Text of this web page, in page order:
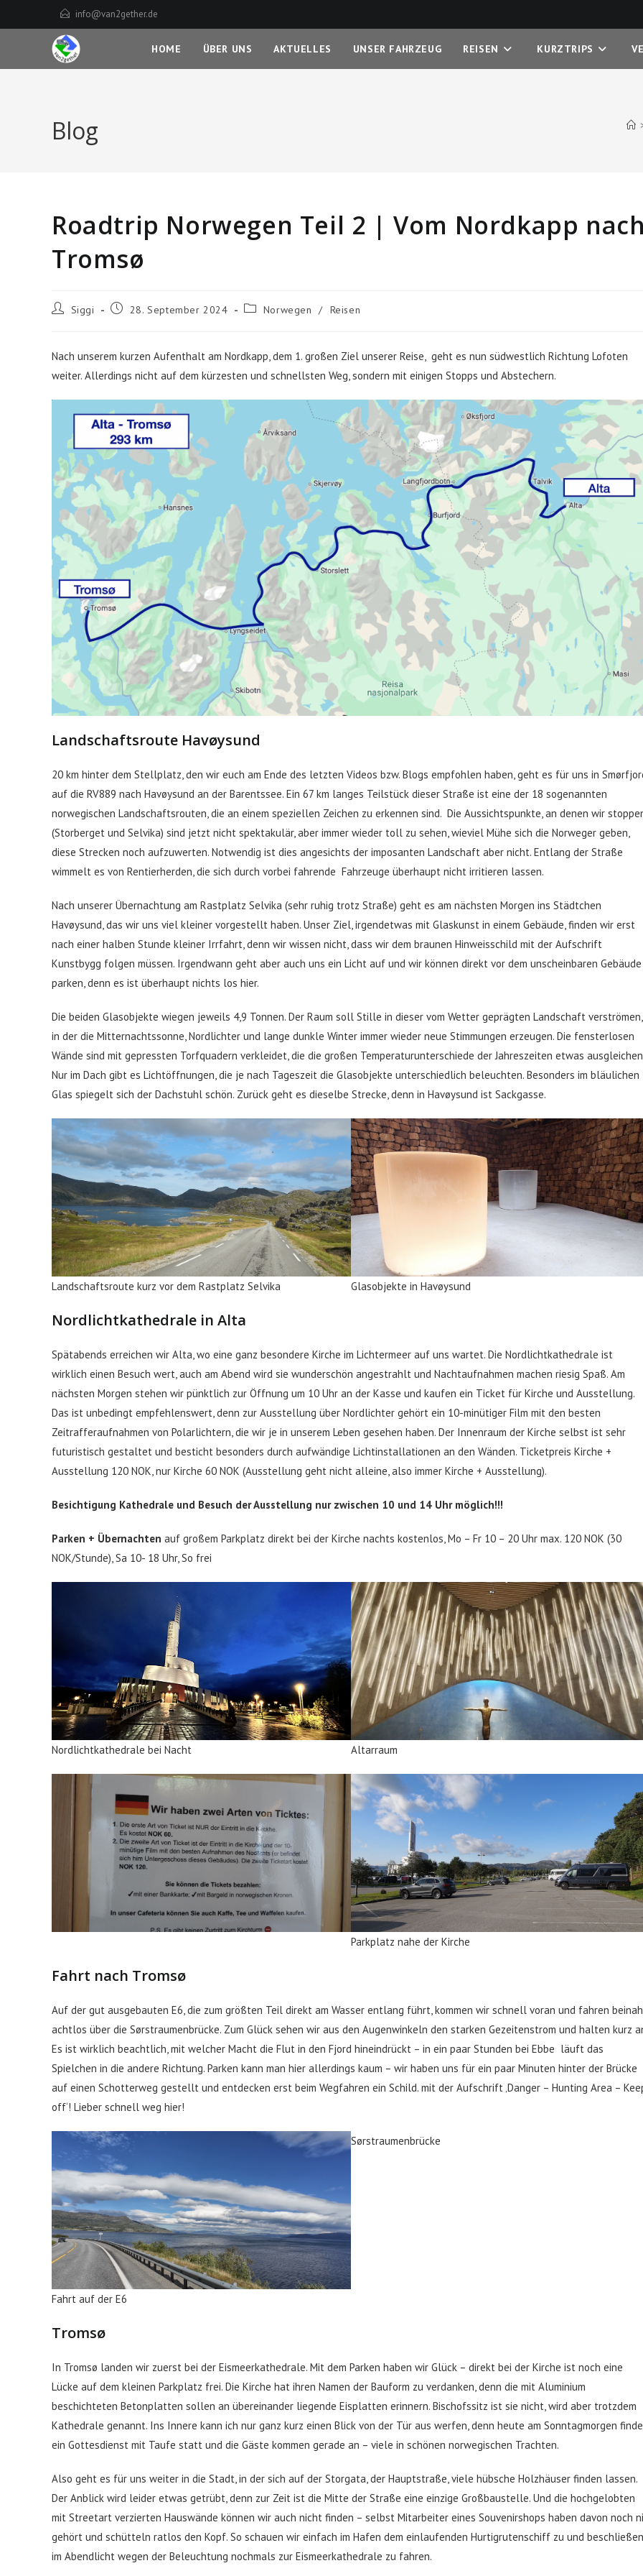
Inhalt
info@van2gether.de
HOME ÜBER UNS AKTUELLES UNSER FAHRZEUG REISEN KURZTRIPS
Blog
Roadtrip Norwegen Teil 2 | Vom Nordkapp
Tromsø
Beitrags-
Siggi
Beitrag28. September 2024
Beitrags-Norwegen / Reisen
Nach unserem kurzen Aufenthalt am Nordkapp, dem 1. großen Ziel unserer Reise, geht es nun südwestlich Richtung Lofoten
weiter. Allerdings nicht auf dem kürzesten und schnellsten Weg, sondern mit einigen Stopps und Abstechern.
Landschaftsroute Havøysund
20 km hinter dem Stellplatz, den wir euch am Ende des letzten Videos bzw. Blogs empfohlen haben, geht es für uns in
auf die RV889 nach Havøysund an der Barentssee. Ein 67 km langes Teilstück dieser Straße ist eine der 18 sogenannten
norwegischen Landschaftsrouten, die an einem speziellen Zeichen zu erkennen sind. Die Aussichtspunkte, an denen wir
(Storberget und Selvika) sind jetzt nicht spektakulär, aber immer wieder toll zu sehen, wieviel Mühe sich die Norweger geben,
diese Strecken noch aufzuwerten. Notwendig ist dies angesichts der imposanten Landschaft aber nicht. Entlang der Straße
wimmelt es von Rentierherden, die sich durch vorbei fahrende Fahrzeuge überhaupt nicht irritieren lassen.
Nach unserer Übernachtung am Rastplatz Selvika (sehr ruhig trotz Straße) geht es am nächsten Morgen ins Städtchen
Havøysund, das wir uns viel kleiner vorgestellt haben. Unser Ziel, irgendetwas mit Glaskunst in einem Gebäude, finden wir erst
nach einer halben Stunde kleiner Irrfahrt, denn wir wissen nicht, dass wir dem braunen Hinweisschild mit der Aufschrift
Kunstbygg folgen müssen. Irgendwann geht aber auch uns ein Licht auf und wir können direkt vor dem unscheinbaren Gebäude
parken, denn es ist überhaupt nichts los hier.
Die beiden Glasobjekte wiegen jeweils 4,9 Tonnen. Der Raum soll Stille in dieser vom Wetter geprägten Landschaft verströmen,
in der die Mitternachtssonne, Nordlichter und lange dunkle Winter immer wieder neue Stimmungen erzeugen. Die fensterlosen
Wände sind mit gepressten Torfquadern verkleidet, die die großen Temperaturunterschiede der Jahreszeiten etwas
Nur im Dach gibt es Lichtöffnungen, die je nach Tageszeit die Glasobjekte unterschiedlich beleuchten. Besonders im bläulichen
Glas spiegelt sich der Dachstuhl schön. Zurück geht es dieselbe Strecke, denn in Havøysund ist Sackgasse.
Landschaftsroute kurz vor dem Rastplatz Selvika Glasobjekte in Havøysund
Nordlichtkathedrale in Alta
Spätabends erreichen wir Alta, wo eine ganz besondere Kirche im Lichtermeer auf uns wartet. Die Nordlichtkathedrale ist
wirklich einen Besuch wert, auch am Abend wird sie wunderschön angestrahlt und Nachtaufnahmen machen riesig Spaß. Am
nächsten Morgen stehen wir pünktlich zur Öffnung um 10 Uhr an der Kasse und kaufen ein Ticket für Kirche und Ausstellung.
Das ist unbedingt empfehlenswert, denn zur Ausstellung über Nordlichter gehört ein 10-minütiger Film mit den besten
Zeitrafferaufnahmen von Polarlichtern, die wir je in unserem Leben gesehen haben. Der Innenraum der Kirche selbst ist sehr
futuristisch gestaltet und besticht besonders durch aufwändige Lichtinstallationen an den Wänden. Ticketpreis Kirche +
Ausstellung 120 NOK, nur Kirche 60 NOK (Ausstellung geht nicht alleine, also immer Kirche + Ausstellung).
Besichtigung Kathedrale und Besuch der Ausstellung nur zwischen 10 und 14 Uhr möglich!!!
Parken + Übernachten auf großem Parkplatz direkt bei der Kirche nachts kostenlos, Mo – Fr 10 – 20 Uhr max. 120 NOK (30
NOK/Stunde), Sa 10- 18 Uhr, So frei
Nordlichtkathedrale bei Nacht Altarraum
Parkplatz nahe der Kirche
Fahrt nach Tromsø
Auf der gut ausgebauten E6, die zum größten Teil direkt am Wasser entlang führt, kommen wir schnell voran und fahren
achtlos über die Sørstraumenbrücke. Zum Glück sehen wir aus den Augenwinkeln den starken Gezeitenstrom und halten kurz
Es ist wirklich beachtlich, mit welcher Macht die Flut in den Fjord hineindrückt – in ein paar Stunden bei Ebbe läuft das
Spielchen in die andere Richtung. Parken kann man hier allerdings kaum – wir haben uns für ein paar Minuten hinter der Brücke
auf einen Schotterweg gestellt und entdecken erst beim Wegfahren ein Schild. mit der Aufschrift ‚Danger – Hunting Area –
off‘! Lieber schnell weg hier!
Fahrt auf der E6
Sørstraumenbrücke
Tromsø
In Tromsø landen wir zuerst bei der Eismeerkathedrale. Mit dem Parken haben wir Glück – direkt bei der Kirche ist noch eine
Lücke auf dem kleinen Parkplatz frei. Die Kirche hat ihren Namen der Bauform zu verdanken, denn die mit Aluminium
beschichteten Betonplatten sollen an übereinander liegende Eisplatten erinnern. Bischofssitz ist sie nicht, wird aber trotzdem
Kathedrale genannt. Ins Innere kann ich nur ganz kurz einen Blick von der Tür aus werfen, denn heute am Sonntagmorgen
ein Gottesdienst mit Taufe statt und die Gäste kommen gerade an – viele in schönen norwegischen Trachten.
Also geht es für uns weiter in die Stadt, in der sich auf der Storgata, der Hauptstraße, viele hübsche Holzhäuser finden lassen.
Der Anblick wird leider etwas getrübt, denn zur Zeit ist die Mitte der Straße eine einzige Großbaustelle. Und die hochgelobten
mit Streetart verzierten Hauswände können wir auch nicht finden – selbst Mitarbeiter eines Souvenirshops haben davon noch
gehört und schütteln ratlos den Kopf. So schauen wir einfach im Hafen dem einlaufenden Hurtigrutenschiff zu und
im Abendlicht wegen der Beleuchtung nochmals zur Eismeerkathedrale zu fahren.